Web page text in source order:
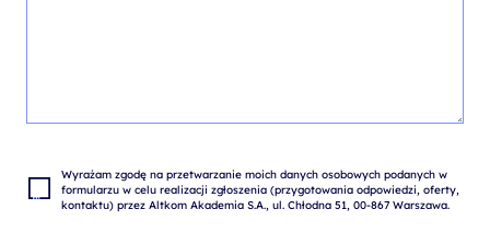
Wyrażam zgodę na przetwarzanie moich danych osobowych podanych w
formularzu w celu realizacji zgłoszenia (przygotowania odpowiedzi, oferty,